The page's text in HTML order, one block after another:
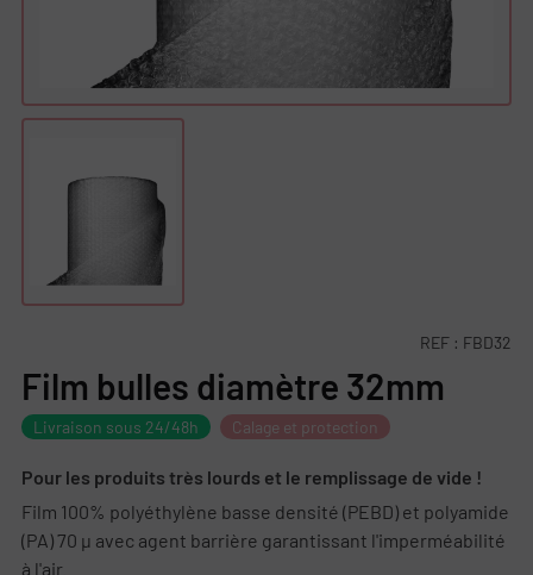
REF : FBD32
Film bulles diamètre 32mm
Livraison sous 24/48h Calage et protection
Pour les produits très lourds et le remplissage de vide !
Film 100% polyéthylène basse densité (PEBD) et polyamide
(PA) 70 µ avec agent barrière garantissant l'imperméabilité
à l'air.